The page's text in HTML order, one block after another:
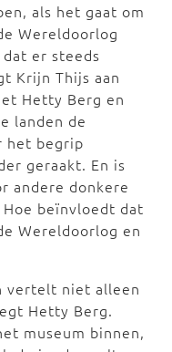
als het gaat om
Wereldoorlog
er steeds
Krijn Thijs aan
Hetty Berg en
landen de
het begrip
geraakt. En is
andere donkere
beïnvloedt dat
Wereldoorlog en
vertelt niet alleen
Hetty Berg.
museum binnen,